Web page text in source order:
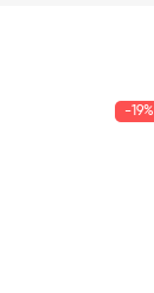
-19%